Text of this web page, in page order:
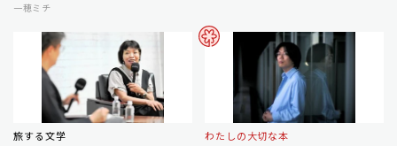
一穂ミチ
旅する文学 わたしの大切な本